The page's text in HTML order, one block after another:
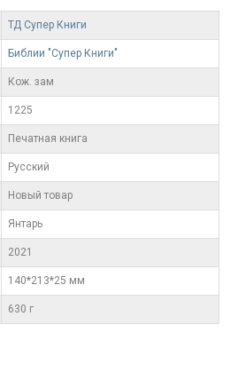
ТД Супер Книги
Библии "Супер Книги"
Кож. зам
1225
Печатная книга
Русский
Новый товар
Янтарь
2021
140*213*25 мм
630 г